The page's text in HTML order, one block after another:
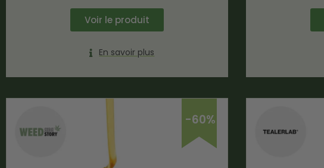
Voir le produit
En savoir plus
-60%